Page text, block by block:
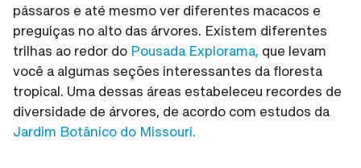
pássaros e até mesmo ver diferentes macacos e
preguiças no alto das árvores. Existem diferentes
trilhas ao redor do Pousada Explorama, que levam
você a algumas seções interessantes da floresta
tropical. Uma dessas áreas estabeleceu recordes de
diversidade de árvores, de acordo com estudos da
Jardim Botânico do Missouri.